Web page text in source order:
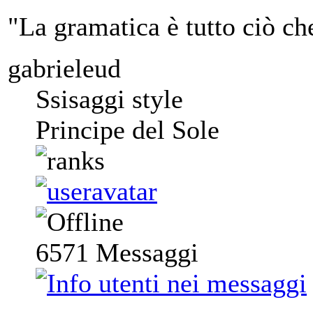
"La gramatica è tutto ciò
gabrieleud
Ssisaggi style
Principe del Sole
6571 Messaggi